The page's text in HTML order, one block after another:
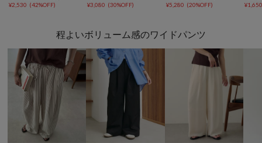
¥2,530 (42%OFF)
¥3,080 (30%OFF)
¥5,280 (20%OFF) ¥
程よいボリューム感のワイドパンツ